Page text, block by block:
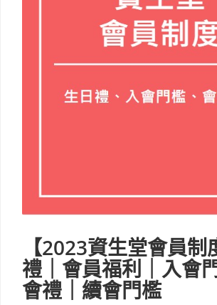
【2023資生堂會員制
禮｜會員福利｜入會
會禮｜續會門檻